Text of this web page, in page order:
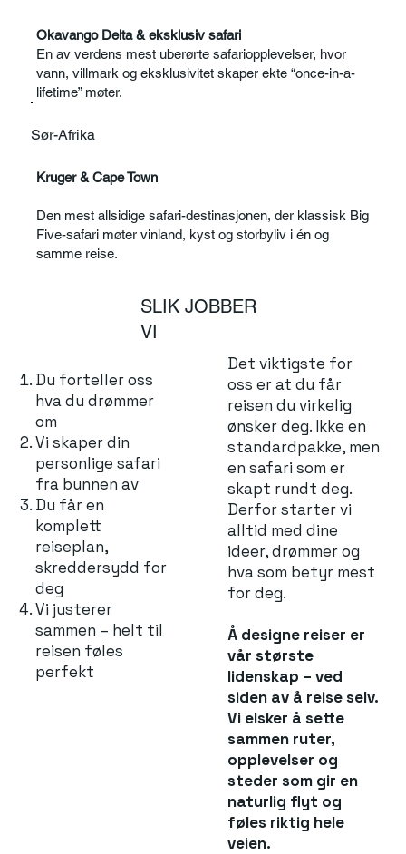
Okavango Delta & eksklusiv safari
En av verdens mest uberørte safariopplevelser, hvor
vann, villmark og eksklusivitet skaper ekte “once-in-a-
lifetime” møter.
Sør-Afrika
Kruger & Cape Town
Den mest allsidige safari-destinasjonen, der klassisk Big
Five-safari møter vinland, kyst og storbyliv i én og
samme reise.
SLIK JOBBER
VI
Du forteller oss
hva du drømmer
om
Vi skaper din
personlige safari
fra bunnen av
Du får en
komplett
reiseplan,
skreddersydd for
deg
Vi justerer
sammen – helt til
reisen føles
perfekt
Det viktigste for
oss er at du får
reisen du virkelig
ønsker deg. Ikke en
standardpakke, men
en safari som er
skapt rundt deg.
Derfor starter vi
alltid med dine
ideer, drømmer og
hva som betyr mest
for deg.
Å designe reiser er
vår største
lidenskap – ved
siden av å reise selv.
Vi elsker å sette
sammen ruter,
opplevelser og
steder som gir en
naturlig flyt og
føles riktig hele
veien.